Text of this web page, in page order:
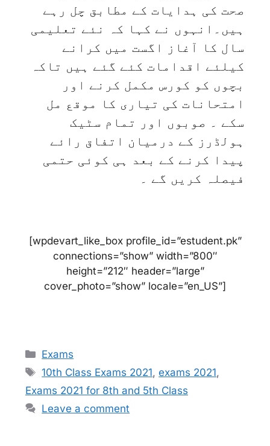
صحت کی ہدایات کے مطابق چل رہے
ہیں۔انہوں نے کہا کہ نئے تعلیمی
سال کا آغاز اگست میں کرانے
کیلئے اقدامات کئے گئے ہیں تاکہ
بچوں کو کورس مکمل کرنے اور
امتحانات کی تیاری کا موقع مل
سکے ۔ صوبوں اور تمام سٹیک
ہولڈرز کے درمیان اتفاق رائے
پیدا کرنے کے بعد ہی کوئی حتمی
فیصلہ کریں گے ۔
[wpdevart_like_box profile_id=”estudent.pk”
connections=”show” width=”800″
height=”212″ header=”large”
cover_photo=”show” locale=”en_US”]
Categories
Exams
Tags
10th Class Exams 2021,exams 2021,
Exams 2021 for 8th and 5th Class
Leave a comment